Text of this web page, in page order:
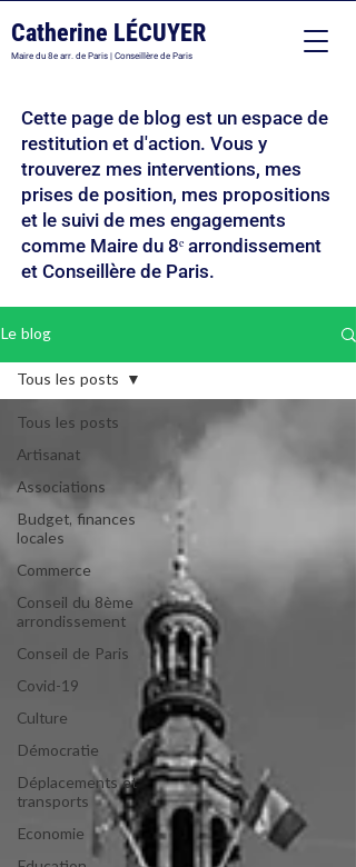
Catherine LÉCUYER
Maire du 8e arr. de Paris | Conseillère de Paris
Cette page de blog est un espace de
restitution et d'action. Vous y
trouverez mes interventions, mes
prises de position, mes propositions
et le suivi de mes engagements
comme Maire du 8ᵉ arrondissement
et Conseillère de Paris.
Le blog
Tous les posts
Artisanat
Associations
Budget, finances
locales
Commerce
Conseil du 8ème
arrondissement
Conseil de Paris
Covid-19
Culture
Démocratie
Déplacements et
transports
Economie
Tous les posts